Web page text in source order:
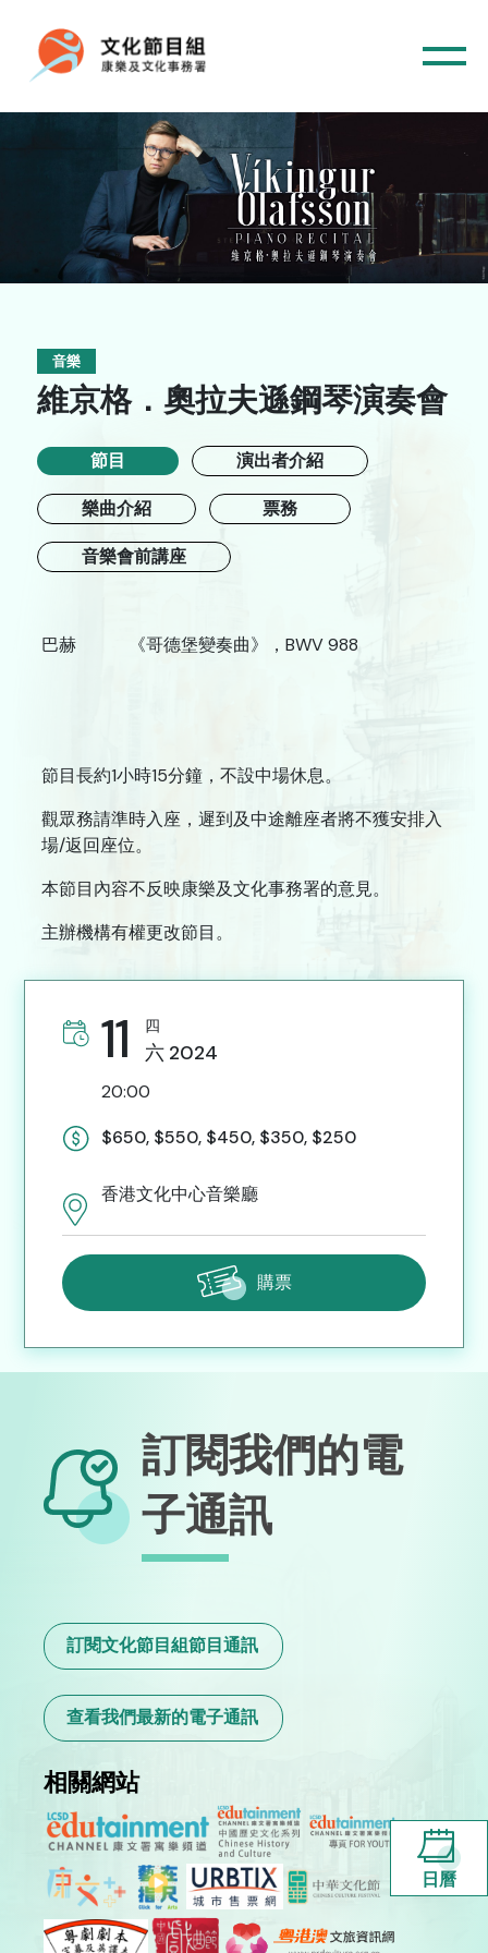
舞蹈
跨媒體藝術
戲劇
合家歡
新聞藝評庫
遞交節目建議書
誠徵專業服務人員
網站連結
聯絡我們
11 四
六 2024
20:00
$650, $550, $450, $350, $250
香港文化中心音樂廳
購票
音樂
維京格．奧拉夫遜鋼琴演奏會
節目 演出者介紹
樂曲介紹 票務
音樂會前講座
巴赫 《哥德堡變奏曲》，BWV 988
節目長約1小時15分鐘，不設中場休息。
觀眾務請準時入座，遲到及中途離座者將不獲安排入
場/返回座位。
本節目內容不反映康樂及文化事務署的意見。
主辦機構有權更改節目。
訂閱我們的電
子通訊
訂閱文化節目組節目通訊
查看我們最新的電子通訊
相關網站
日曆